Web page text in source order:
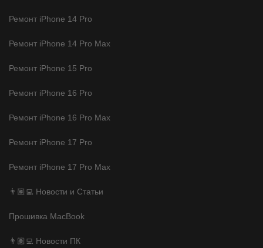
Ремонт iPhone 14 Pro
Ремонт iPhone 14 Pro Max
Ремонт iPhone 15 Pro
Ремонт iPhone 16 Pro
Ремонт iPhone 16 Pro Max
Ремонт iPhone 17 Pro
Ремонт iPhone 17 Pro Max
👨🏽‍💻 Новости и Статьи
Прошивка MacBook
👨🏽‍💻 Новости ПК